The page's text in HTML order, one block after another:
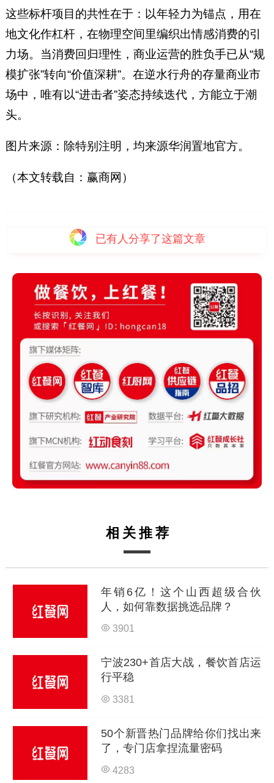
这些标杆项目的共性在于：以年轻力为锚点，用在
地文化作杠杆，在物理空间里编织出情感消费的引
力场。当消费回归理性，商业运营的胜负手已从“规
模扩张”转向“价值深耕”。在逆水行舟的存量商业市
场中，唯有以“进击者”姿态持续迭代，方能立于潮
头。
图片来源：除特别注明，均来源华润置地官方。
（本文转载自：赢商网）
已有 人分享了这篇文章
相关推荐
年销6亿！这个山西超级合伙
人，如何靠数据挑选品牌？
3901
宁波230+首店大战，餐饮首店运
行平稳
3381
50个新晋热门品牌给你们找出来
了，专门店拿捏流量密码
4283